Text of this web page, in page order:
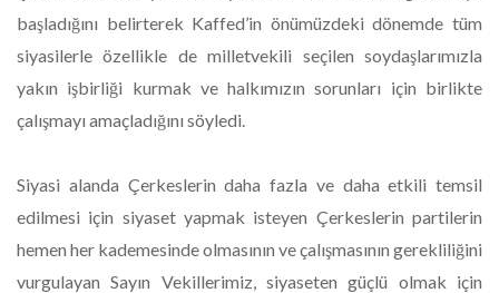
başladığını belirterek Kaffed’in önümüzdeki dönemde tüm
siyasilerle özellikle de milletvekili seçilen soydaşlarımızla
yakın işbirliği kurmak ve halkımızın sorunları için birlikte
çalışmayı amaçladığını söyledi.
Siyasi alanda Çerkeslerin daha fazla ve daha etkili temsil
edilmesi için siyaset yapmak isteyen Çerkeslerin partilerin
hemen her kademesinde olmasının ve çalışmasının gerekliliğini
vurgulayan Sayın Vekillerimiz, siyaseten güçlü olmak için